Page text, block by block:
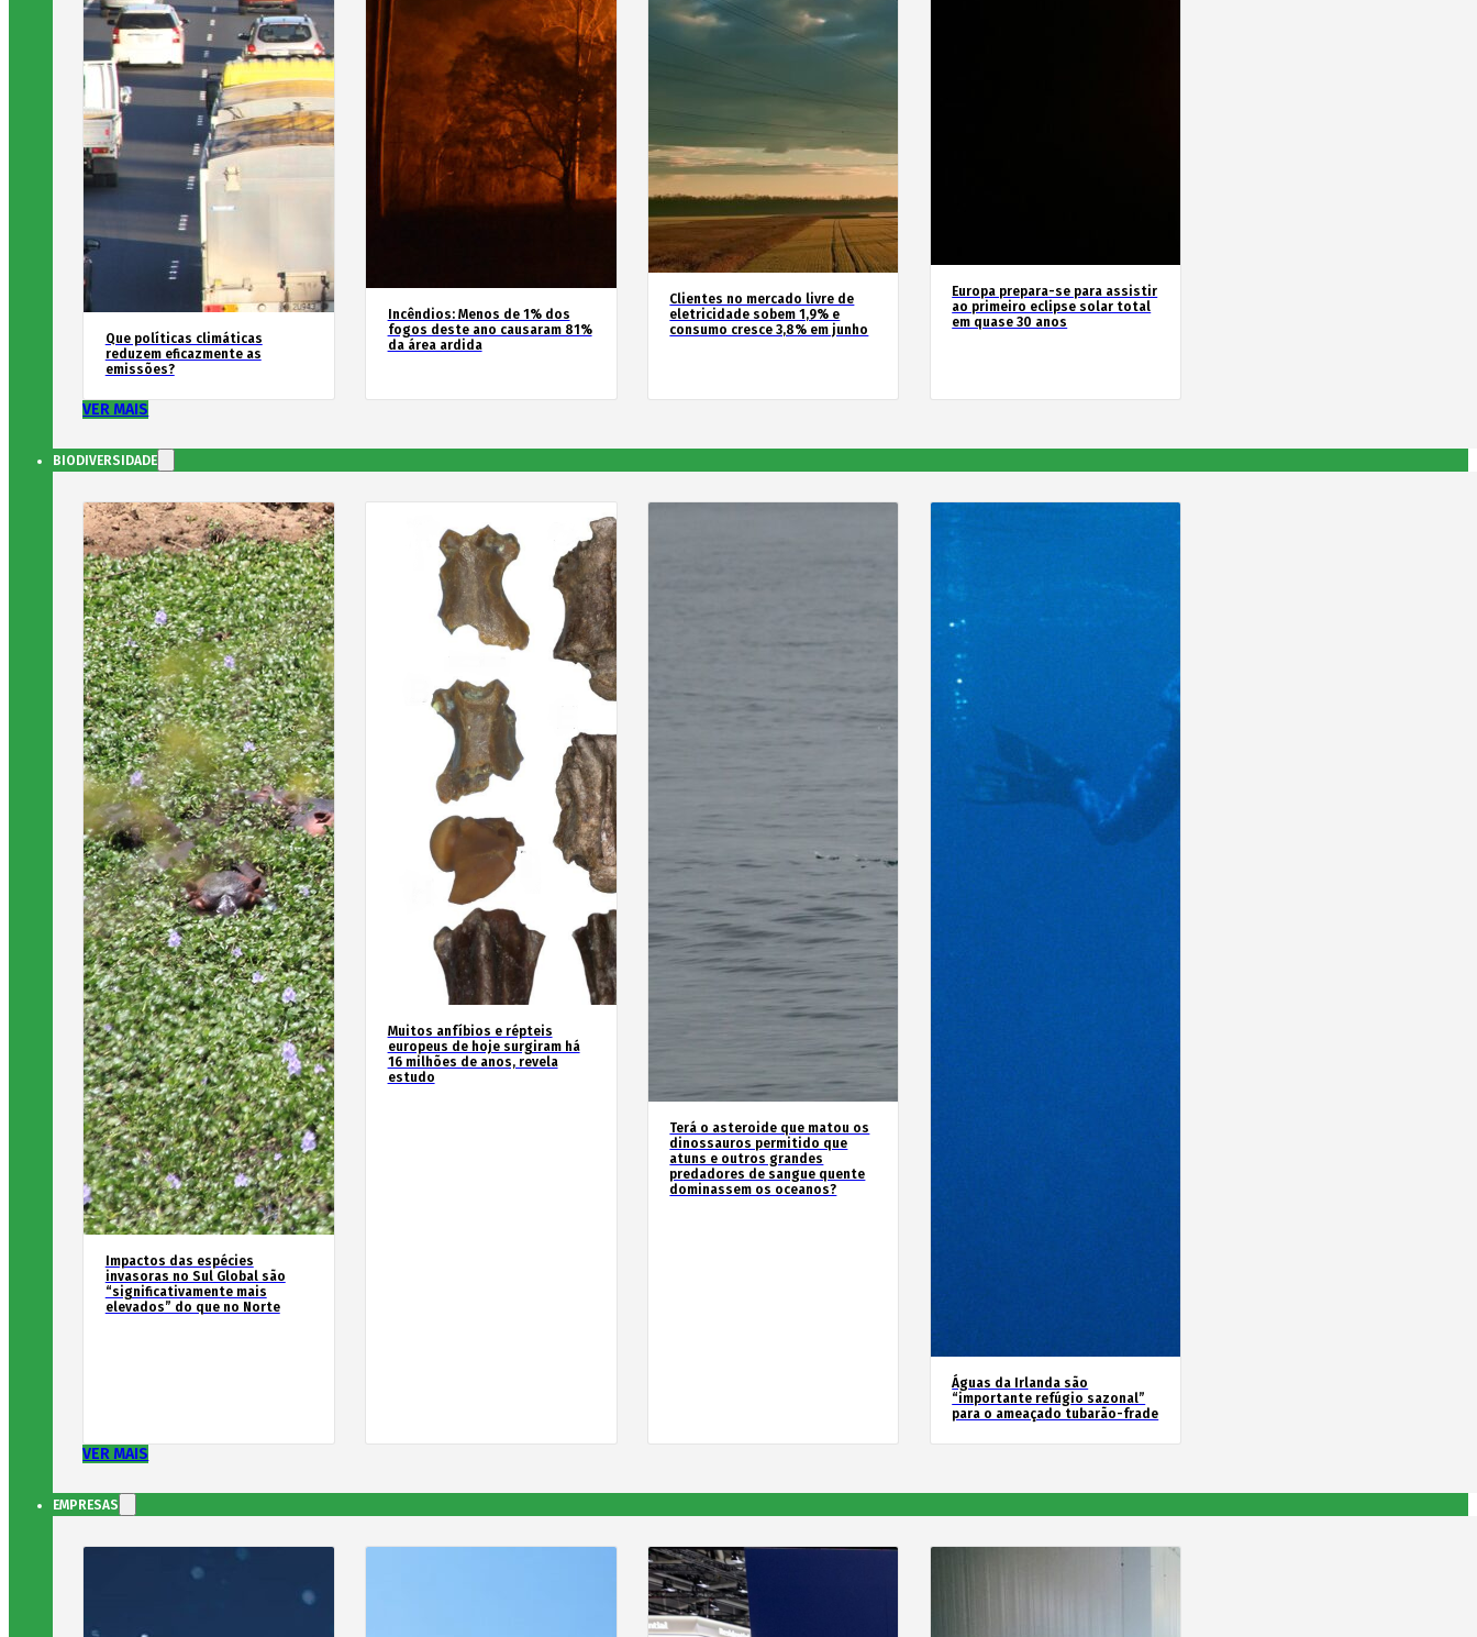
Que políticas climáticas
reduzem eficazmente as
emissões?
Incêndios: Menos de 1% dos
fogos deste ano causaram 81%
da área ardida
Clientes no mercado livre de
eletricidade sobem 1,9% e
consumo cresce 3,8% em junho
Europa prepara-se para assistir
ao primeiro eclipse solar total
em quase 30 anos
VER MAIS
BIODIVERSIDADE
Impactos das espécies
invasoras no Sul Global são
“significativamente mais
elevados” do que no Norte
Muitos anfíbios e répteis
europeus de hoje surgiram há
16 milhões de anos, revela
estudo
Terá o asteroide que matou os
dinossauros permitido que
atuns e outros grandes
predadores de sangue quente
dominassem os oceanos?
Águas da Irlanda são
“importante refúgio sazonal”
para o ameaçado tubarão-frade
VER MAIS
EMPRESAS